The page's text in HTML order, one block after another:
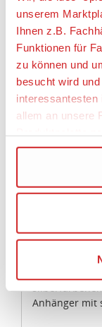
unserem
Ihnen z.B.
Funktionen für
zu können und
besucht wird
interessantesten
allem an unsere
Wir verwenden
Dienste
Wenn Sie auf
Ihrer
Die USA ist ein
Kommission
DEPESCHE
sortiert
Lieferumfang:
Einhorn
Traumhaft
den
Anhänger mit